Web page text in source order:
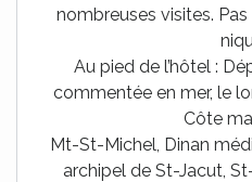
nombreuses visites.
Au pied de l’hôtel :
commentée en mer, le
Côte
Mt-St-Michel, Dinan
archipel de St-Jacut,